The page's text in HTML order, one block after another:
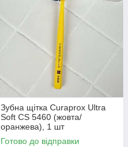
Зубна щітка Curaprox Ultra
Soft CS 5460 (жовта/
оранжева), 1 шт
Готово до відправки